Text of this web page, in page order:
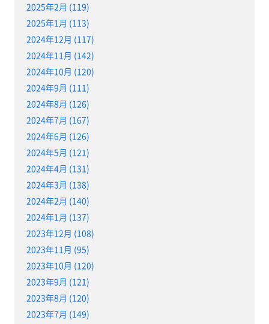
2025年2月 (119)
2025年1月 (113)
2024年12月 (117)
2024年11月 (142)
2024年10月 (120)
2024年9月 (111)
2024年8月 (126)
2024年7月 (167)
2024年6月 (126)
2024年5月 (121)
2024年4月 (131)
2024年3月 (138)
2024年2月 (140)
2024年1月 (137)
2023年12月 (108)
2023年11月 (95)
2023年10月 (120)
2023年9月 (121)
2023年8月 (120)
2023年7月 (149)